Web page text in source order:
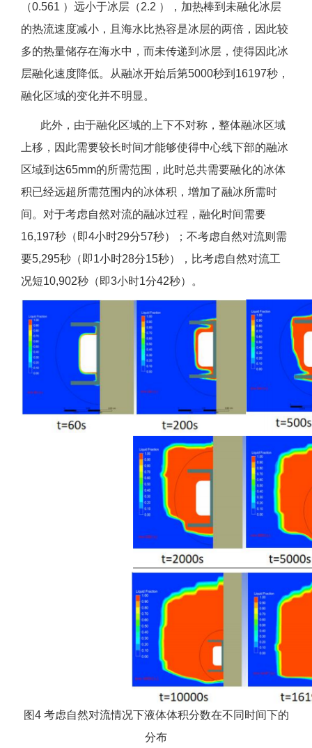
（0.561 ）远小于冰层（2.2 ），加热棒到未融化冰层
的热流速度减小，且海水比热容是冰层的两倍，因此较
多的热量储存在海水中，而未传递到冰层，使得因此冰
层融化速度降低。从融冰开始后第5000秒到16197秒，
融化区域的变化并不明显。
此外，由于融化区域的上下不对称，整体融冰区域
上移，因此需要较长时间才能够使得中心线下部的融冰
区域到达65mm的所需范围，此时总共需要融化的冰体
积已经远超所需范围内的冰体积，增加了融冰所需时
间。对于考虑自然对流的融冰过程，融化时间需要
16,197秒（即4小时29分57秒）；不考虑自然对流则需
要5,295秒（即1小时28分15秒），比考虑自然对流工
况短10,902秒（即3小时1分42秒）。
图4 考虑自然对流情况下液体体积分数在不同时间下的
分布